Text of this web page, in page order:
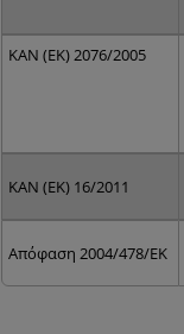
ΚΑΝ (ΕΚ) 2076/2005
ΚΑΝ (ΕΚ) 16/2011
Απόφαση 2004/478/ΕΚ